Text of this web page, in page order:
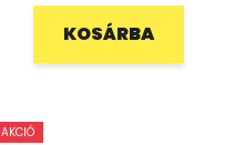
KOSÁRBA
AKCIÓ